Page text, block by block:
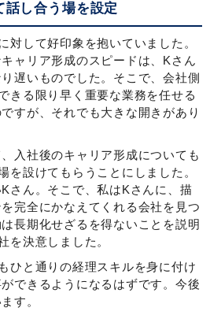
話し合う場を設定
対して好印象を抱いていました。
ャリア形成のスピードは、Kさん
遅いものでした。そこで、会社側
きる限り早く重要な業務を任せる
すが、それでも大きな開きがあり
入社後のキャリア形成についても
を設けてもらうことにしました。
さん。そこで、私はKさんに、描
完全にかなえてくれる会社を見つ
長期化せざるを得ないことを説明
を決意しました。
ひと通りの経理スキルを身に付け
できるようになるはずです。今後
す。